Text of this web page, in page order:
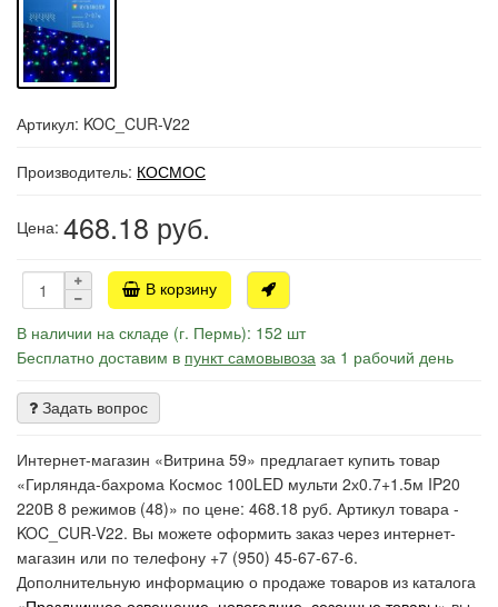
Артикул: KOC_CUR-V22
Производитель: КОСМОС
Цена: 468.18 руб.
В корзину
В наличии на складе (г. Пермь): 152 шт
Бесплатно доставим в пункт самовывоза за 1 рабочий день
Задать вопрос
Интернет-магазин «Витрина 59» предлагает купить товар
«Гирлянда-бахрома Космос 100LED мульти 2х0.7+1.5м IP20
220В 8 режимов (48)» по цене: 468.18 руб. Артикул товара -
KOC_CUR-V22. Вы можете оформить заказ через интернет-
магазин или по телефону +7 (950) 45-67-67-6.
Дополнительную информацию о продаже товаров из каталога